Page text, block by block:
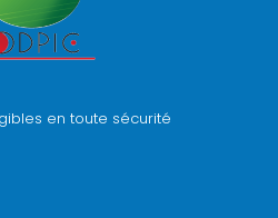
en toute sécurité